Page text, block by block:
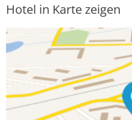
Hotel in Karte zeigen